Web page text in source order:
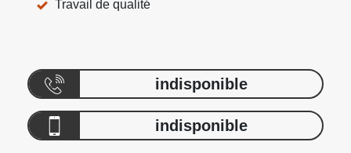
Travail de qualité
indisponible
indisponible